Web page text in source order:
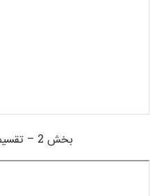
بخش 2 – تقسیم بندی روندها